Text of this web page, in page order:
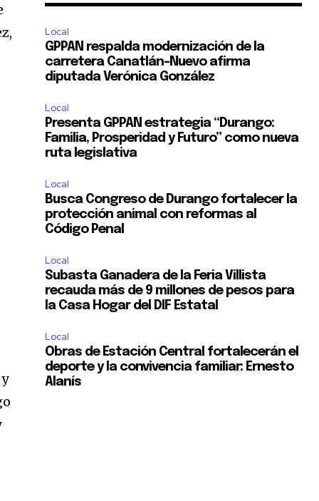
Local
GPPAN respalda modernización de la
carretera Canatlán–Nuevo afirma
diputada Verónica González
Local
Presenta GPPAN estrategia “Durango:
Familia, Prosperidad y Futuro” como nueva
ruta legislativa
Local
Busca Congreso de Durango fortalecer la
protección animal con reformas al
Código Penal
Local
Subasta Ganadera de la Feria Villista
recauda más de 9 millones de pesos para
la Casa Hogar del DIF Estatal
Local
Obras de Estación Central fortalecerán el
deporte y la convivencia familiar: Ernesto
Alanís